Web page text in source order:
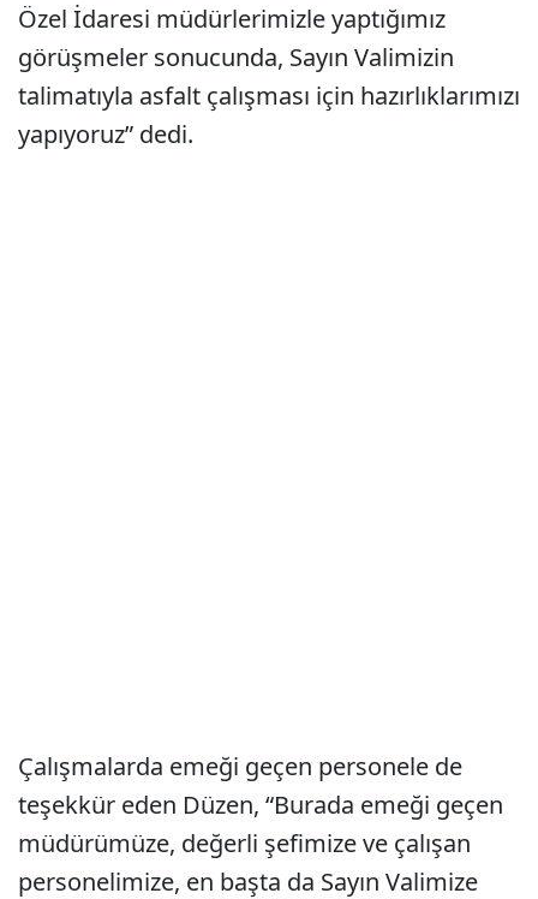
Özel İdaresi müdürlerimizle yaptığımız
görüşmeler sonucunda, Sayın Valimizin
talimatıyla asfalt çalışması için hazırlıklarımızı
yapıyoruz” dedi.
Çalışmalarda emeği geçen personele de
teşekkür eden Düzen, “Burada emeği geçen
müdürümüze, değerli şefimize ve çalışan
personelimize, en başta da Sayın Valimize